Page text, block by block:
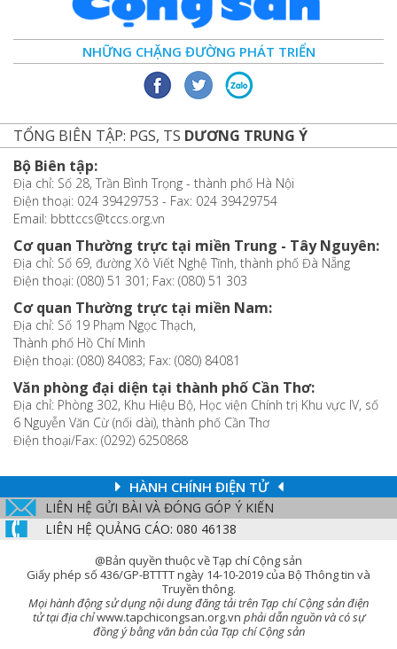
NHỮNG CHẶNG ĐƯỜNG PHÁT TRIỂN
TỔNG BIÊN TẬP: PGS, TS DƯƠNG TRUNG Ý
Bộ Biên tập:
Địa chỉ: Số 28, Trần Bình Trọng - thành phố Hà Nội
Điện thoại: 024 39429753 - Fax: 024 39429754
Email: bbttccs@tccs.org.vn
Cơ quan Thường trực tại miền Trung - Tây Nguyên:
Địa chỉ: Số 69, đường Xô Viết Nghệ Tĩnh, thành phố Đà Nẵng
Điện thoại: (080) 51 301; Fax: (080) 51 303
Cơ quan Thường trực tại miền Nam:
Địa chỉ: Số 19 Phạm Ngọc Thạch,
Thành phố Hồ Chí Minh
Điện thoại: (080) 84083; Fax: (080) 84081
Văn phòng đại diện tại thành phố Cần Thơ:
Địa chỉ: Phòng 302, Khu Hiệu Bộ, Học viện Chính trị Khu vực IV, số
6 Nguyễn Văn Cừ (nối dài), thành phố Cần Thơ
Điện thoại/Fax: (0292) 6250868
HÀNH CHÍNH ĐIỆN TỬ
LIÊN HỆ GỬI BÀI VÀ ĐÓNG GÓP Ý KIẾN
LIÊN HỆ QUẢNG CÁO: 080 46138
@Bản quyền thuộc về Tạp chí Cộng sản
Giấy phép số 436/GP-BTTTT ngày 14-10-2019 của Bộ Thông tin và
Truyền thông.
Mọi hành động sử dụng nội dung đăng tải trên Tạp chí Cộng sản điện
tử tại địa chỉwww.tapchicongsan.org.vn phải dẫn nguồn và có sự
đồng ý bằng văn bản của Tạp chí Cộng sản